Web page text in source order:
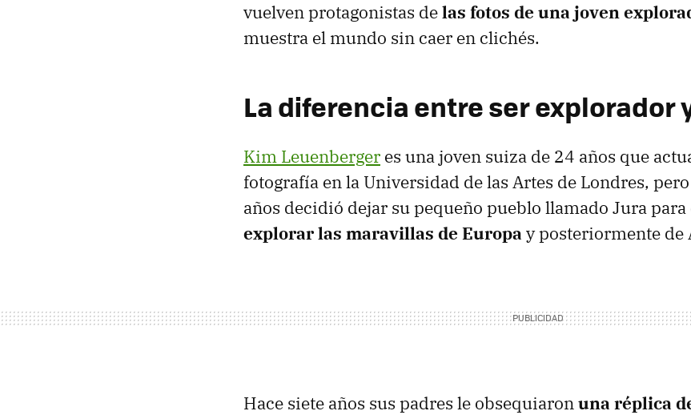
vuelven protagonistas delas fotos de una joven
muestra el mundo sin caer en clichés.
La diferencia entre ser explorador
Kim Leuenberger es una joven suiza de 24 años que
fotografía en la Universidad de las Artes de Londres,
años decidió dejar su pequeño pueblo llamado Jura para
explorar las maravillas de Europa y posteriormente de
Hace siete años sus padres le obsequiaronuna réplica